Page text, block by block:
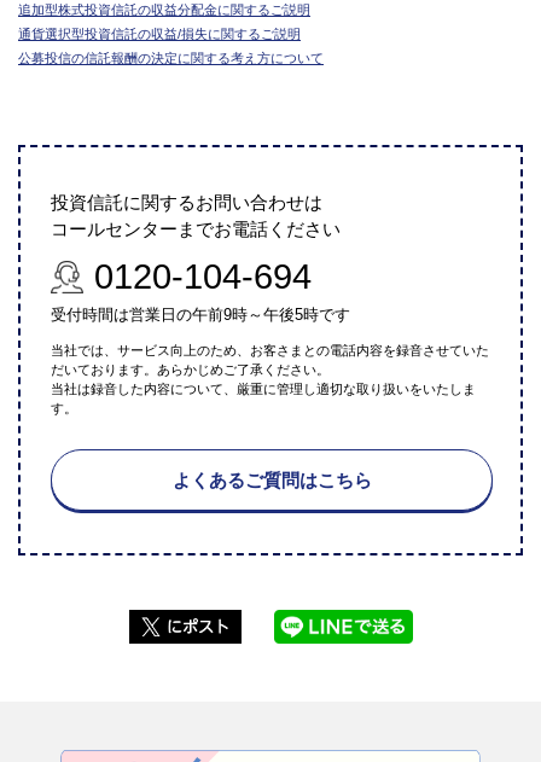
追加型株式投資信託の収益分配金に関するご説明
通貨選択型投資信託の収益/損失に関するご説明
公募投信の信託報酬の決定に関する考え方について
投資信託に関するお問い合わせは
コールセンターまでお電話ください
0120-104-694
受付時間は営業日の午前9時～午後5時です
当社では、サービス向上のため、お客さまとの電話内容を録音させていた
だいております。あらかじめご了承ください。
当社は録音した内容について、厳重に管理し適切な取り扱いをいたしま
す。
よくあるご質問はこちら